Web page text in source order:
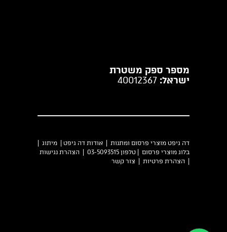
מספר ספק משטרת
ישראל:
דה גיפט מוצרי פרסום ומתנות | אודות דה גיפט מיתוג
בלוג מוצרי פרסום | טלפון 03-5093515 |
הצהרת נגישות
הצהרת פרטיות צור קשר